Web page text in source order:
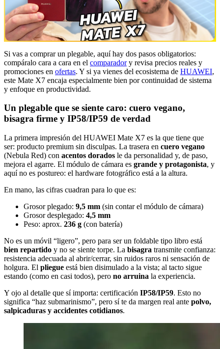
Si vas a comprar un plegable, aquí hay dos pasos obligatorios:
compáralo cara a cara en el comparadory revisa precios reales y
promociones en ofertas. Y si ya vienes del ecosistema de HUAWEI,
este Mate X7 encaja especialmente bien por continuidad de sistema
y enfoque en productividad.
Un plegable que se siente caro: cuero vegano,
bisagra firme y IP58/IP59 de verdad
La primera impresión del HUAWEI Mate X7 es la que tiene que
ser: producto premium sin disculpas. La trasera en cuero vegano
(Nebula Red) con acentos dorados le da personalidad y, de paso,
mejora el agarre. El módulo de cámara es grande y protagonista, y
aquí no es postureo: el hardware fotográfico está a la altura.
En mano, las cifras cuadran para lo que es:
Grosor plegado: 9,5 mm (sin contar el módulo de cámara)
Grosor desplegado: 4,5 mm
Peso: aprox. 236 g (con batería)
No es un móvil “ligero”, pero para ser un foldable tipo libro está
bien repartido y no se siente torpe. La bisagra transmite confianza:
resistencia adecuada al abrir/cerrar, sin ruidos raros ni sensación de
holgura. El pliegue está bien disimulado a la vista; al tacto sigue
estando (como en casi todos), pero no arruina la experiencia.
Y ojo al detalle que sí importa: certificación IP58/IP59. Esto no
significa “haz submarinismo”, pero sí te da margen real ante polvo,
salpicaduras y accidentes cotidianos.